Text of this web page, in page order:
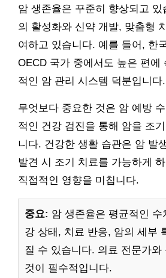
암 생존율은 꾸준히 향상되고 있
의 활성화와 신약 개발, 맞춤형
여하고 있습니다. 예를 들어, 한
OECD 국가 중에서도 높은 편에
적인 암 관리 시스템 덕분입니다.
무엇보다 중요한 것은 암 예방
적인 건강 검진을 통해 암을 조
니다. 건강한 생활 습관은 암 발
발견 시 조기 치료를 가능하게
직접적인 영향을 미칩니다.
중요: 암 생존율은 평균적인 수
강 상태, 치료 반응, 암의 세부
질 수 있습니다. 의료 전문가와
것이 필수적입니다.